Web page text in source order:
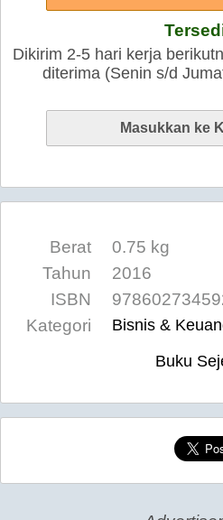
Dikirim 2-5 hari kerja
diterima (Senin s/d
Berat
0.75 kg
Tahun
2016
ISBN
Kategori
Bisnis &
Buku